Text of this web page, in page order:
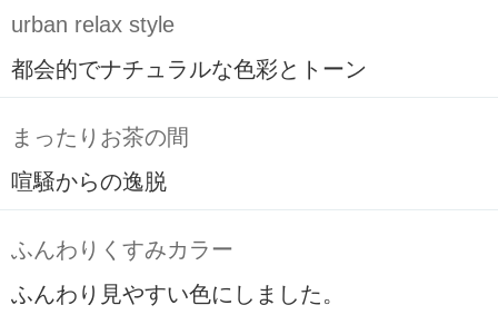
urban relax style
都会的でナチュラルな色彩とトーン
まったりお茶の間
喧騒からの逸脱
ふんわりくすみカラー
ふんわり見やすい色にしました。